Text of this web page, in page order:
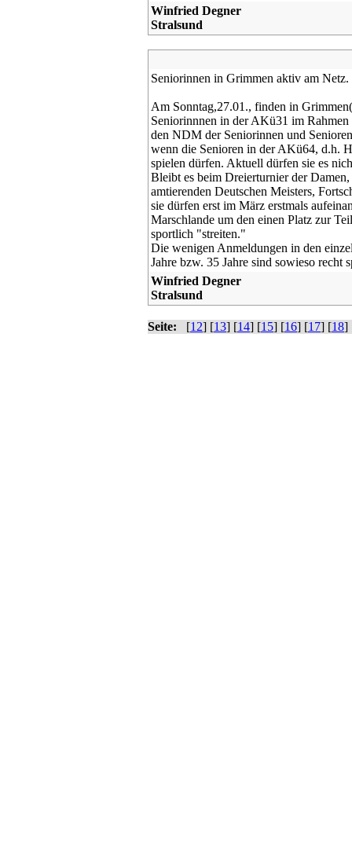
Winfried Degner
Stralsund
Seniorinnen in Grimmen aktiv am
Am Sonntag,27.01., finden in
Seniorinnnen in der AKü31 im
den NDM der Seniorinnen und
wenn die Senioren in der AKü64, d.h.
spielen dürfen. Aktuell dürfen sie es
Bleibt es beim Dreierturnier der
amtierenden Deutschen Meisters,
sie dürfen erst im März erstmals
Marschlande um den einen Platz zur
sportlich "streiten."
Die wenigen Anmeldungen in den
Jahre bzw. 35 Jahre sind sowieso recht
Winfried Degner
Stralsund
Seite: [12] [13] [14] [15] [16] [17] [18]